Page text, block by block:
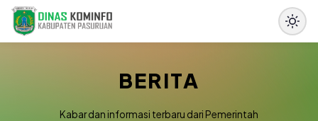
BERITA
Kabar dan informasi terbaru dari Pemerintah